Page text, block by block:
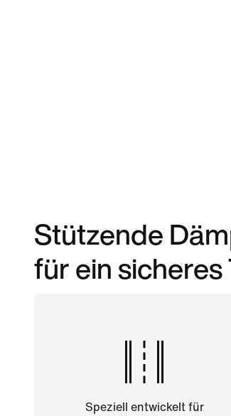
Stützende
für ein
Speziell entwickelt für